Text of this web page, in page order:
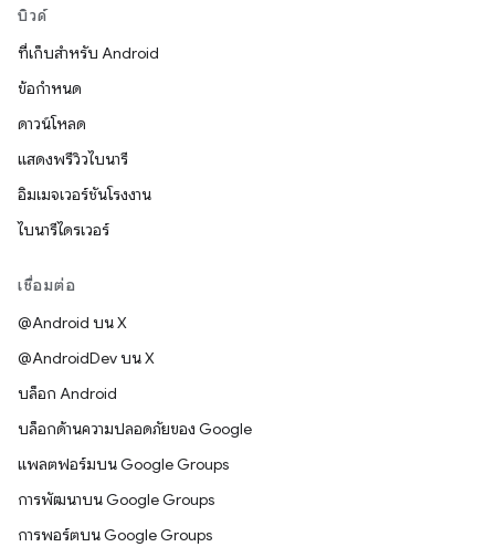
บิวด์
ที่เก็บสำหรับ Android
ข้อกำหนด
ดาวน์โหลด
แสดงพรีวิวไบนารี
อิมเมจเวอร์ชันโรงงาน
ไบนารีไดรเวอร์
เชื่อมต่อ
@Android บน X
@AndroidDev บน X
บล็อก Android
บล็อกด้านความปลอดภัยของ Google
แพลตฟอร์มบน Google Groups
การพัฒนาบน Google Groups
การพอร์ตบน Google Groups